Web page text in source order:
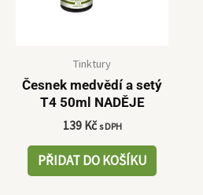
Tinktury
Česnek medvědí a setý
T4 50ml NADĚJE
139 Kč s DPH
PŘIDAT DO KOŠÍKU